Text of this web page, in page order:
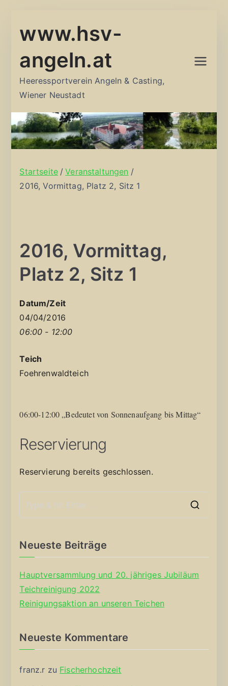
Inhalt
www.hsv-
angeln.at
Heeressportverein Angeln & Casting,
Wiener Neustadt
Startseite
Veranstaltungen
2016, Vormittag, Platz 2, Sitz 1
2016, Vormittag,
Platz 2, Sitz 1
Datum/Zeit
04/04/2016
06:00 - 12:00
Teich
Foehrenwaldteich
06:00-12:00 „Bedeutet von Sonnenaufgang bis Mittag“
Reservierung
Reservierung bereits geschlossen.
Neueste Beiträge
Hauptversammlung und 20. jähriges Jubiläum
Teichreinigung 2022
Reinigungsaktion an unseren Teichen
Neueste Kommentare
franz.r zu Fischerhochzeit